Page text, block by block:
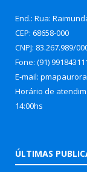
End.: Rua:
CEP: 68658-000
CNPJ: 83.267.989/
Fone: (91)
E-mail:
Horário de
14:00hs
ÚLTIMAS